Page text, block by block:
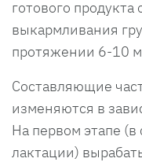
готового
выкармливания
протяжении 6-10
Составляющие
изменяются в
На первом этапе (в
лактации)